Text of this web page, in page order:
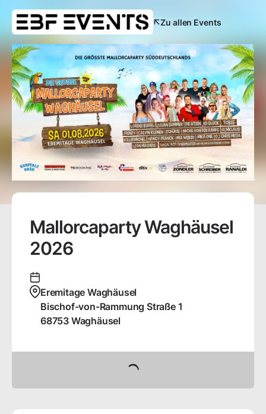
Zu allen Events
Mallorcaparty Waghäusel
2026
Eremitage Waghäusel
Bischof-von-Rammung Straße 1
68753 Waghäusel
Tickets buchen